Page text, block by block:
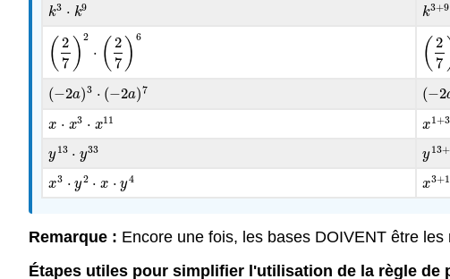
k3 ⋅ k9
k3 ⋅k9 k3+9
k3+9
( 2
7 ) 2
⋅ ( 2
7 ) 6
(27) 2 2 7 6 ( 2
7
(27)
(−2a)3 ⋅ (−2a)7
(−2a)3⋅ (−2a)7 (−2
(−2
x ⋅ x3 ⋅ x11
x⋅ x 3⋅x 11 x1+3
x1+
y13 ⋅ y33
y13 ⋅ y33 y13+
y13
x3 ⋅ y2 ⋅ x ⋅ y4
x3 ⋅y2⋅x⋅ y4 x3+1
x3+1
Remarque : Encore une fois, les bases DOIVENT être
Étapes utiles pour simplifier l'utilisation de la règle de